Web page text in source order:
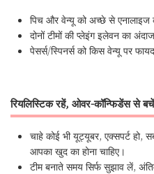
पिच और वेन्यू को अच्छे से
दोनों टीमों की प्लेइंग इलेवन का
पेसर्स/स्पिनर्स को किस वेन्यू पर
रियलिस्टिक रहें, ओवर-कॉन्फिडेंस से बचें
चाहे कोई भी यूट्यूबर, एक्सपर्ट हो,
आपका खुद का होना चाहिए।
टीम बनाते समय सिर्फ सुझाव लें,